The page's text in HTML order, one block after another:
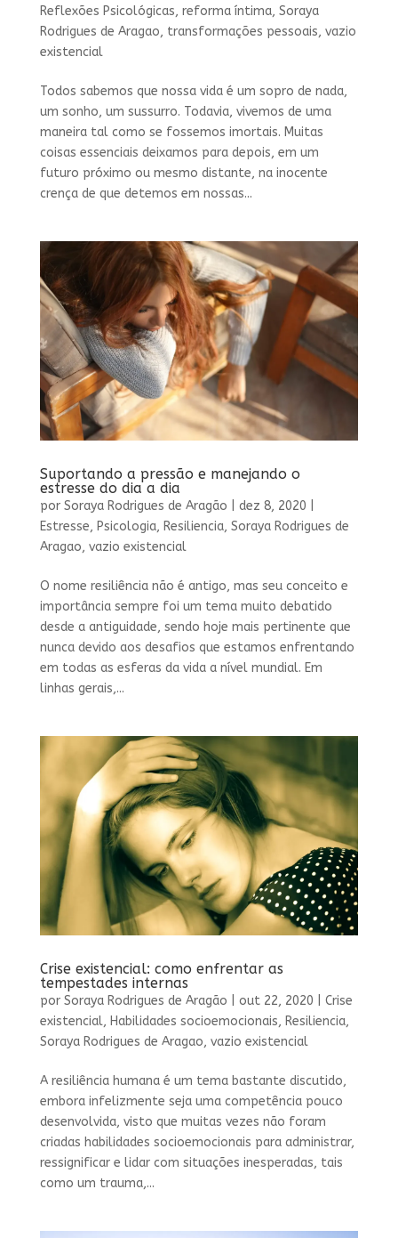
Reflexões Psicológicas, reforma íntima, Soraya
Rodrigues de Aragao, transformações pessoais, vazio
existencial
Todos sabemos que nossa vida é um sopro de nada,
um sonho, um sussurro. Todavia, vivemos de uma
maneira tal como se fossemos imortais. Muitas
coisas essenciais deixamos para depois, em um
futuro próximo ou mesmo distante, na inocente
crença de que detemos em nossas...
Suportando a pressão e manejando o
estresse do dia a dia
por Soraya Rodrigues de Aragão dez 8, 2020
Estresse, Psicologia, Resiliencia, Soraya Rodrigues de
Aragao, vazio existencial
O nome resiliência não é antigo, mas seu conceito e
importância sempre foi um tema muito debatido
desde a antiguidade, sendo hoje mais pertinente que
nunca devido aos desafios que estamos enfrentando
em todas as esferas da vida a nível mundial. Em
linhas gerais,...
Crise existencial: como enfrentar as
tempestades internas
por Soraya Rodrigues de Aragão out 22, 2020
Crise
existencial, Habilidades socioemocionais, Resiliencia,
Soraya Rodrigues de Aragao, vazio existencial
A resiliência humana é um tema bastante discutido,
embora infelizmente seja uma competência pouco
desenvolvida, visto que muitas vezes não foram
criadas habilidades socioemocionais para administrar,
ressignificar e lidar com situações inesperadas, tais
como um trauma,...